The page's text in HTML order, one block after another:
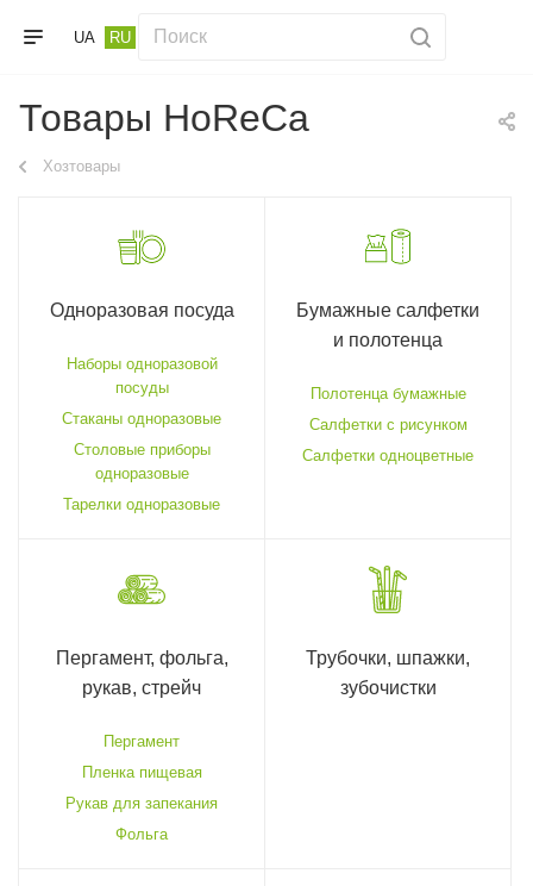
UA RU
Товары HoReCa
Хозтовары
Одноразовая посуда
Наборы одноразовой
посуды
Стаканы одноразовые
Столовые приборы
одноразовые
Тарелки одноразовые
Бумажные салфетки
и полотенца
Полотенца бумажные
Салфетки с рисунком
Салфетки одноцветные
Пергамент, фольга,
рукав, стрейч
Пергамент
Пленка пищевая
Рукав для запекания
Фольга
Трубочки, шпажки,
зубочистки